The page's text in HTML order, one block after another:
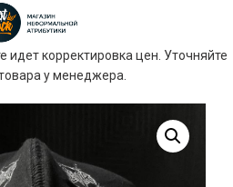
идет корректировка цен. Уточняйте
у менеджера.